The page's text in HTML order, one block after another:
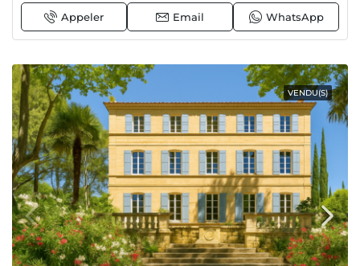
Appeler Email WhatsApp
VENDU(S)